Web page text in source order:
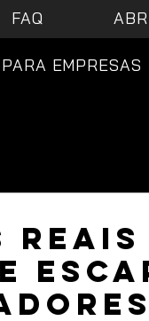
FAQ
PARA EMPRESAS